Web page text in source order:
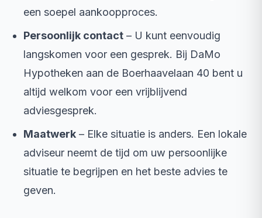
een soepel aankoopproces.
Persoonlijk contact – U kunt eenvoudig
langskomen voor een gesprek. Bij DaMo
Hypotheken aan de Boerhaavelaan 40 bent u
altijd welkom voor een vrijblijvend
adviesgesprek.
Maatwerk – Elke situatie is anders. Een lokale
adviseur neemt de tijd om uw persoonlijke
situatie te begrijpen en het beste advies te
geven.